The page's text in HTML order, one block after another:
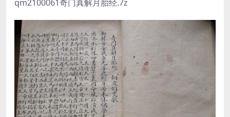
qm2100061奇门真解月胎经.7z